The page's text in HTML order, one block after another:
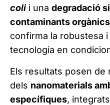
colii una degradació
contaminants
confirma la robustesa i
tecnologia en
Els resultats posen de
dels nanomaterials
específiques,